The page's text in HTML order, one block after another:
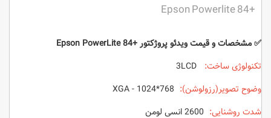
+Epson Powerlite 84
✅ مشخصات و قیمت ویدئو پروژکتور+Epson PowerLite 84
تکنولوژی ساخت:
وضوح تصویر(رزولوشن):
شدت روشنایی: